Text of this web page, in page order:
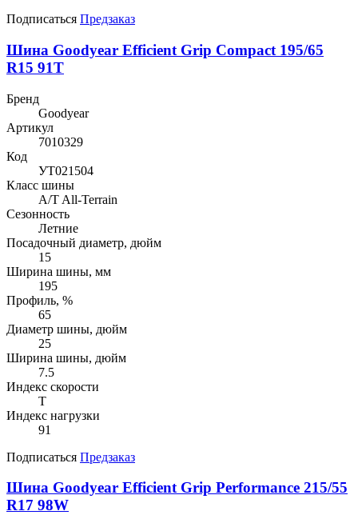
Подписаться Предзаказ
Шина Goodyear Efficient Grip Compact 195/65
R15 91T
Бренд
Goodyear
Артикул
7010329
Код
УТ021504
Класс шины
A/T All-Terrain
Сезонность
Летние
Посадочный диаметр, дюйм
15
Ширина шины, мм
195
Профиль, %
65
Диаметр шины, дюйм
25
Ширина шины, дюйм
7.5
Индекс скорости
T
Индекс нагрузки
91
Подписаться Предзаказ
Шина Goodyear Efficient Grip Performance 215/55
R17 98W